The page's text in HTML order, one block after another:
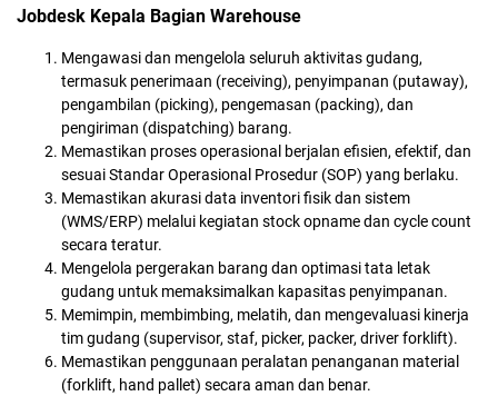
Jobdesk Kepala Bagian Warehouse
Mengawasi dan mengelola seluruh aktivitas gudang,
termasuk penerimaan (receiving), penyimpanan (putaway),
pengambilan (picking), pengemasan (packing), dan
pengiriman (dispatching) barang.
Memastikan proses operasional berjalan efisien, efektif, dan
sesuai Standar Operasional Prosedur (SOP) yang berlaku.
Memastikan akurasi data inventori fisik dan sistem
(WMS/ERP) melalui kegiatan stock opname dan cycle count
secara teratur.
Mengelola pergerakan barang dan optimasi tata letak
gudang untuk memaksimalkan kapasitas penyimpanan.
Memimpin, membimbing, melatih, dan mengevaluasi kinerja
tim gudang (supervisor, staf, picker, packer, driver forklift).
Memastikan penggunaan peralatan penanganan material
(forklift, hand pallet) secara aman dan benar.